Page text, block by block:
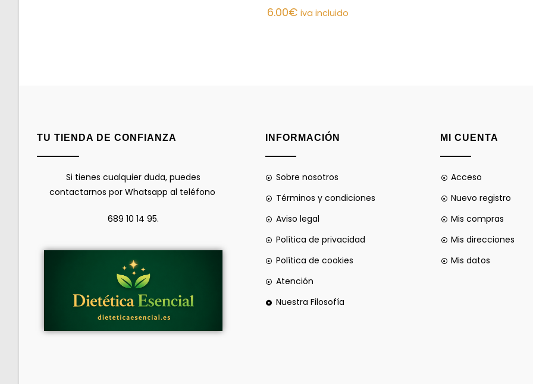
6.00€ iva incluido
TU TIENDA DE CONFIANZA
Si tienes cualquier duda, puedes
contactarnos por Whatsapp al teléfono
689 10 14 95.
INFORMACIÓN
Sobre nosotros
Términos y condiciones
Aviso legal
Política de privacidad
Política de cookies
Atención
Nuestra Filosofía
MI CUENTA
Acceso
Nuevo registro
Mis compras
Mis direcciones
Mis datos